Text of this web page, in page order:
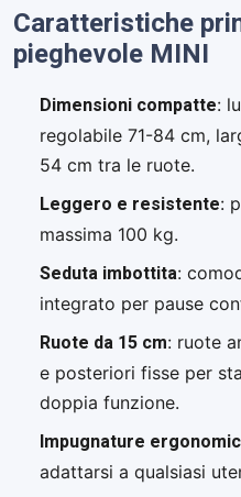
Caratteristiche
pieghevole MINI
Dimensioni compatte:
regolabile 71-84 cm,
54 cm tra le ruote.
Leggero e resistente:
massima 100 kg.
Seduta imbottita:
integrato per pause
Ruote da 15 cm: ruote
e posteriori fisse per
doppia funzione.
Impugnature
adattarsi a qualsiasi